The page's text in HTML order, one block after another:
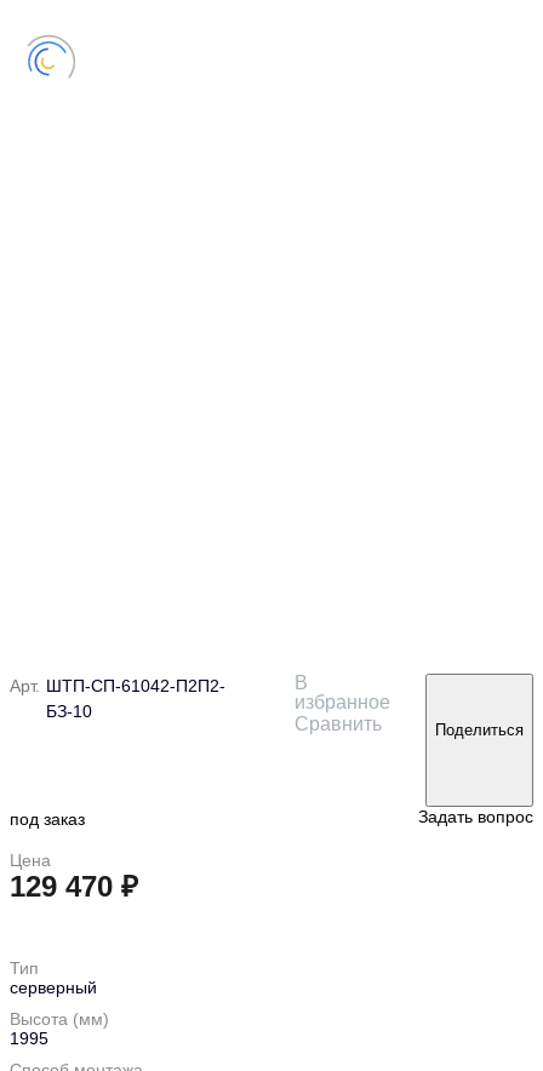
Арт. ШТП-СП-61042-П2П2-
БЗ-10
В
избранное
Сравнить
Поделиться
под заказ Задать вопрос
Цена
129 470 ₽
Тип
серверный
Высота (мм)
1995